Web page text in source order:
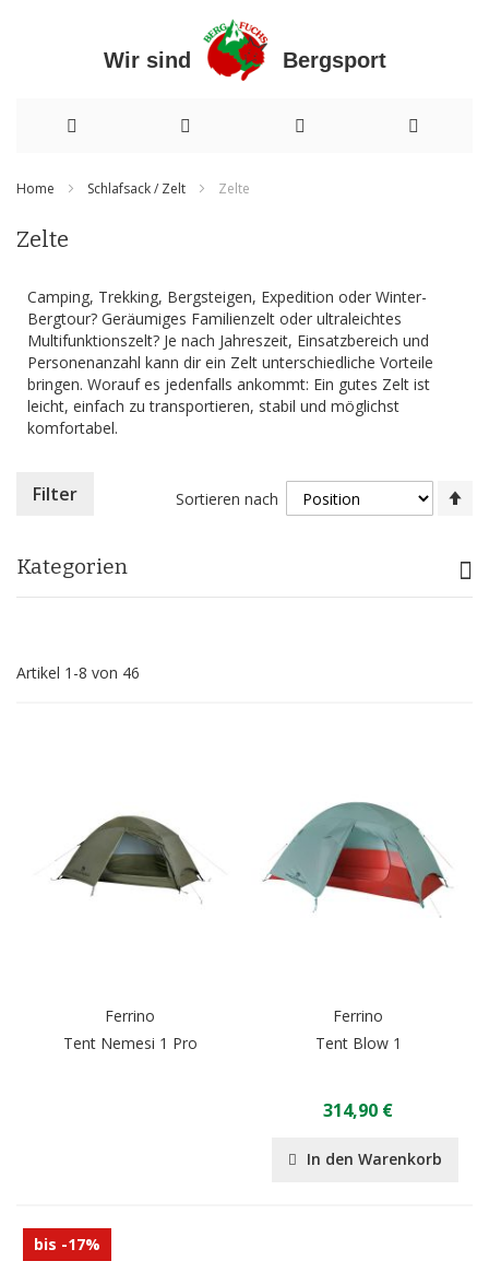
Wir sind Bergsport
Inhalt
Home Schlafsack / Zelt Zelte
Zelte
Camping, Trekking, Bergsteigen, Expedition oder Winter-
Bergtour? Geräumiges Familienzelt oder ultraleichtes
Multifunktionszelt? Je nach Jahreszeit, Einsatzbereich und
Personenanzahl kann dir ein Zelt unterschiedliche Vorteile
bringen. Worauf es jedenfalls ankommt: Ein gutes Zelt ist
leicht, einfach zu transportieren, stabil und möglichst
komfortabel.
Artikel 1 -8 von 46
Sortieren nach
Ferrino
Tent Nemesi 1 Pro
Ferrino
Tent Blow 1
314,90 €
In den Warenkorb
bis -17%
Kategorien
Filter